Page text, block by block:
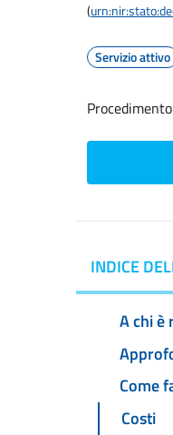
(
Servizio attivo
INDICE
A chi è
Come
Costi